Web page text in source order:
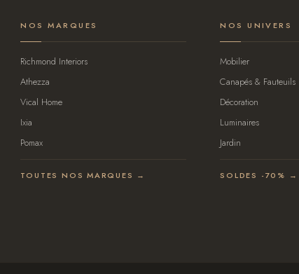
NOS MARQUES
Richmond Interiors
Athezza
Vical Home
Ixia
Pomax
TOUTES NOS MARQUES →
NOS UNIVERS
Mobilier
Canapés & Fauteuils
Décoration
Luminaires
Jardin
SOLDES -70% →